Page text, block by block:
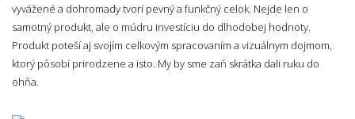
vyvážené a dohromady tvorí pevný a funkčný celok. Nejde len o
samotný produkt, ale o múdru investíciu do dlhodobej hodnoty.
Produkt poteší aj svojím celkovým spracovaním a vizuálnym dojmom,
ktorý pôsobí prirodzene a isto. My by sme zaň skrátka dali ruku do
ohňa.